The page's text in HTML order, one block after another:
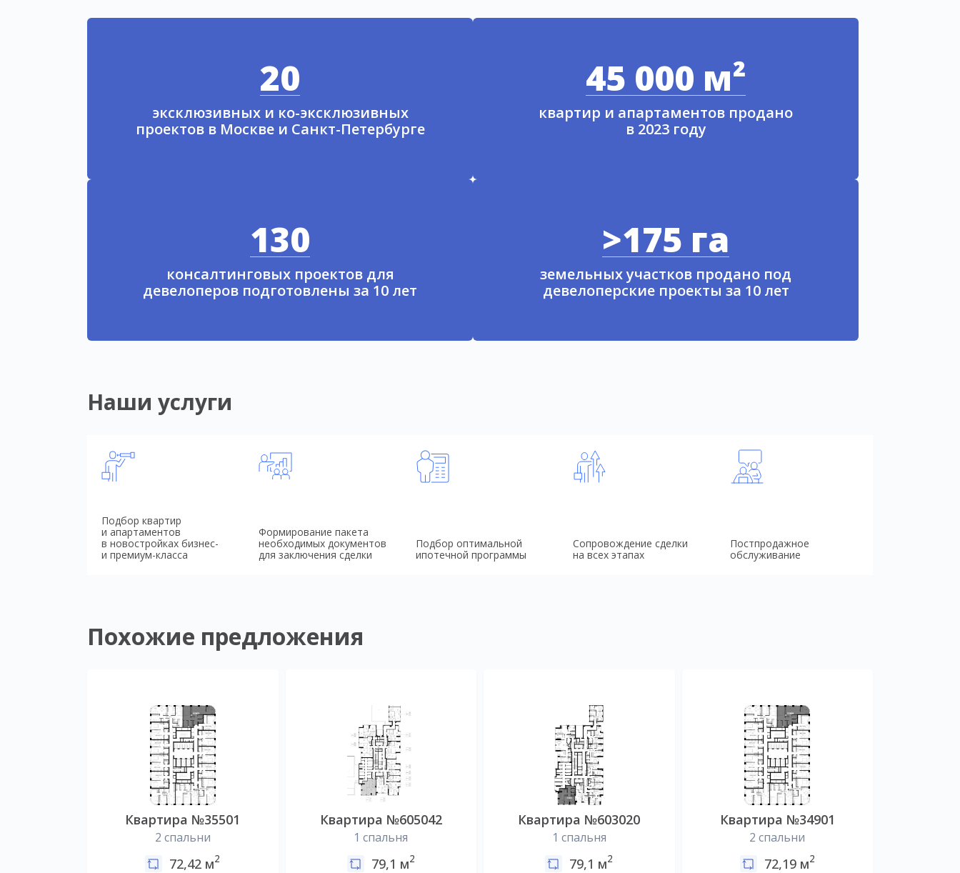
20
эксклюзивных и ко-эксклюзивных
проектов в Москве и Санкт-Петербурге
45 000 м²
квартир и апартаментов продано
в 2023 году
130
консалтинговых проектов для
девелоперов подготовлены за 10 лет
>175 га
земельных участков продано под
девелоперские проекты за 10 лет
Наши услуги
Подбор квартир
и апартаментов
в новостройках бизнес-
и премиум-класса
Формирование пакета
необходимых документов
для заключения сделки
Подбор оптимальной
ипотечной программы
Сопровождение сделки
на всех этапах
Постпродажное
обслуживание
Похожие предложения
Квартира №35501
2 спальни
72,42 м2
Квартира №605042
1 спальня
79,1 м2
Квартира №603020
1 спальня
79,1 м2
Квартира №34901
2 спальни
72,19 м2